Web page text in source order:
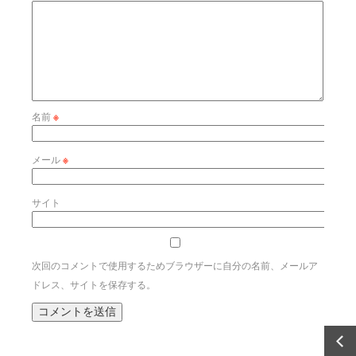
名前※
メール※
サイト
次回のコメントで使用するためブラウザーに自分の名前、メールア
ドレス、サイトを保存する。